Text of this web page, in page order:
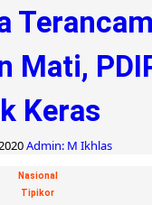
Terancam
Mati,
Keras
Admin: M Ikhlas
Nasional
Tipikor